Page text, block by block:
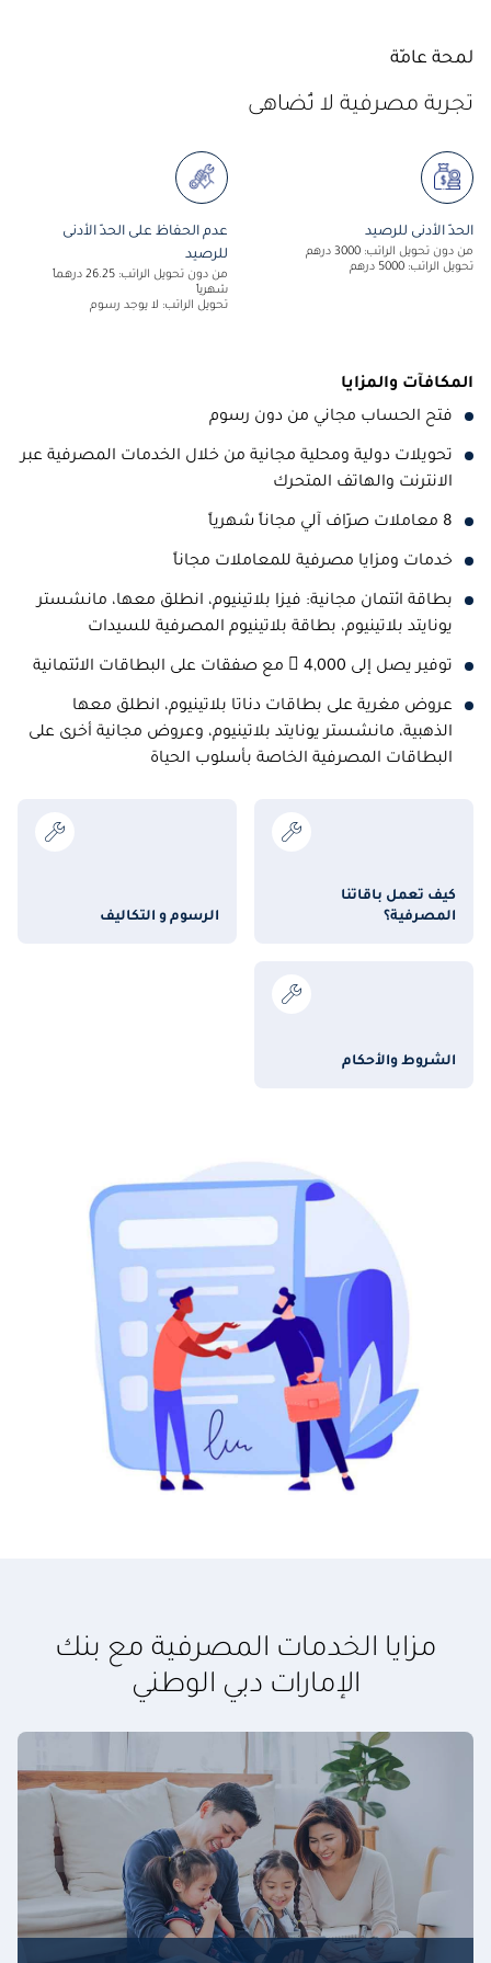
لمحة عامّة
تجربة مصرفية لا تُضاهى
الحدّ الأدنى للرصيد
من دون تحويل الراتب: 3000
درهم
تحويل الراتب: 5000
درهم
عدم الحفاظ على الحدّ الأدنى
للرصيد
من دون تحويل الراتب: 26.25 درهماً
شهرياً
تحويل الراتب: لا يوجد رسوم
المكافآت والمزايا
فتح الحساب مجاني من دون رسوم
تحويلات دولية ومحلية مجانية من خلال الخدمات المصرفية عبر
الانترنت والهاتف المتحرك
8 معاملات صرّاف آلي مجاناً شهرياً
خدمات ومزايا مصرفية للمعاملات مجاناً
بطاقة ائتمان مجانية: فيزا بلاتينيوم، انطلق معها، مانشستر
يونايتد بلاتينيوم، بطاقة بلاتينيوم المصرفية للسيدات
توفير يصل إلى 4,000  مع صفقات على البطاقات الائتمانية
عروض مغرية على بطاقات دناتا بلاتينيوم، انطلق معها
الذهبية، مانشستر يونايتد بلاتينيوم، وعروض مجانية أخرى على
البطاقات المصرفية الخاصة بأسلوب الحياة
كيف تعمل باقاتنا
المصرفية؟
الرسوم و التكاليف
الشروط والأحكام
مزايا الخدمات المصرفية مع بنك
الإمارات دبي الوطني